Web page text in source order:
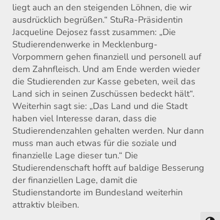
liegt auch an den steigenden Löhnen, die wir
ausdrücklich begrüßen.“ StuRa-Präsidentin
Jacqueline Dejosez fasst zusammen: „Die
Studierendenwerke in Mecklenburg-
Vorpommern gehen finanziell und personell auf
dem Zahnfleisch. Und am Ende werden wieder
die Studierenden zur Kasse gebeten, weil das
Land sich in seinen Zuschüssen bedeckt hält“.
Weiterhin sagt sie: „Das Land und die Stadt
haben viel Interesse daran, dass die
Studierendenzahlen gehalten werden. Nur dann
muss man auch etwas für die soziale und
finanzielle Lage dieser tun.“ Die
Studierendenschaft hofft auf baldige Besserung
der finanziellen Lage, damit die
Studienstandorte im Bundesland weiterhin
attraktiv bleiben.